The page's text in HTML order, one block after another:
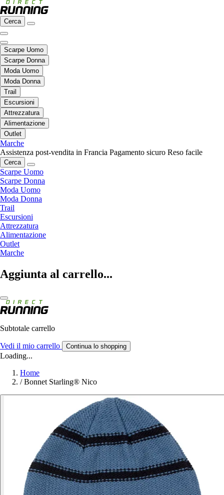
Cerca
Scarpe Uomo
Scarpe Donna
Moda Uomo
Moda Donna
Trail
Escursioni
Attrezzatura
Alimentazione
Outlet
Marche
Assistenza post-vendita in Francia Pagamento sicuro Reso facile
Cerca
Scarpe Uomo
Scarpe Donna
Moda Uomo
Moda Donna
Trail
Escursioni
Attrezzatura
Alimentazione
Outlet
Marche
Aggiunta al carrello...
Subtotale carrello
Vedi il mio carrello Continua lo shopping
Loading...
Home
/ Bonnet Starling® Nico